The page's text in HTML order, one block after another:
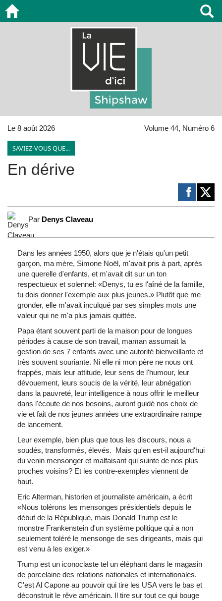
Le 8 août 2026 Volume 44, Numéro 6
SAVIEZ-VOUS QUE...
En dérive
Par Denys Claveau
Dans les années 1950, alors que je n'étais qu'un petit
garçon, ma mère, Simone Noël, m'avait pris à part, après
une querelle d'enfants, et m'avait dit sur un ton
respectueux et solennel: «Denys, tu es l'aîné de la famille,
tu dois donner l'exemple aux plus jeunes.» Plutôt que me
gronder, elle m'avait inculqué par ses simples mots une
valeur qui ne m'a plus jamais quittée.
Papa étant souvent parti de la maison pour de longues
périodes à cause de son travail, maman assumait la
gestion de ses 7 enfants avec une autorité bienveillante et
très souvent souriante. Ni elle ni mon père ne nous ont
frappés, mais leur attitude, leur sens de l'humour, leur
dévouement, leurs soucis de la vérité, leur abnégation
dans la pauvreté, leur intelligence à nous offrir le meilleur
dans l'écoute de nos besoins, auront guidé nos choix de
vie et fait de nos jeunes années une extraordinaire rampe
de lancement.
Leur exemple, bien plus que tous les discours, nous a
soudés, transformés, élevés. Mais qu'en est-il aujourd'hui
du venin mensonger et malfaisant qui suinte de nos plus
proches voisins? Et les contre-exemples viennent de
haut.
Eric Alterman, historien et journaliste américain, a écrit
«Nous tolérons les mensonges présidentiels depuis le
début de la République, mais Donald Trump est le
monstre Frankenstein d'un système politique qui a non
seulement toléré le mensonge de ses dirigeants, mais qui
est venu à les exiger.»
Trump est un iconoclaste tel un éléphant dans le magasin
de porcelaine des relations nationales et internationales.
C'est Al Capone au pouvoir qui tire les USA vers le bas et
déconstruit le rêve américain. Il tire sur tout ce qui bouge